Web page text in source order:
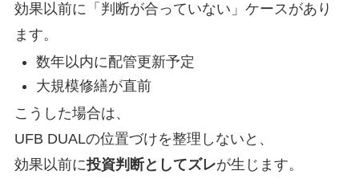
効果以前に「判断が合っていない」ケースがあり
ます。
数年以内に配管更新予定
大規模修繕が直前
こうした場合は、
UFB DUALの位置づけを整理しないと、
効果以前に投資判断としてズレが生じます。